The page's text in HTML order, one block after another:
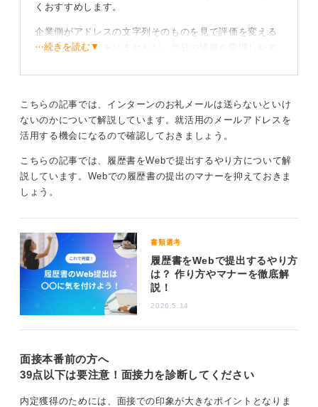
くおすすめします。
企業側がアドレスの文字列そのものを見て評価を変える
ことはほとんどありませんが、自分の情報を管理しやす
している学生も多いですし、常識の範囲内であればどの
ような文字列でも問題ありません。
う
うリスクを防ぐためにも、一つのアドレスに情報を統一
したほうが効率よく活動できるはずです。
専用のアドレスを持つことで、メールを開くたびに気持
ちを切り替えて、就職活動に集中できるという心理的な
効果も期待できるでしょう。
情報を探しやすく整理しておくことは、スピーディーな
対応が求められる就職活動において、自身の助けに必ず
0
⋯続きを読む▼
こちらの記事では、インターンのお礼メールは送らないといけ
ないのかについて解説しています。就活用のメールアドレスを
活用する機会になるので確認しておきましょう。
こちらの記事では、履歴書をWebで提出するやり方について解
説しています。Webでの履歴書の提出のマナーを抑えておきま
しょう。
書類選考
履歴書をWebで提出するやり方
は？ 作り方やマナーを徹底解
説！
2026.5.14
面接本番前の方へ
39点以下は要注意！面接力を診断してください
内定獲得のためには、面接での印象が大きなポイントとなりま